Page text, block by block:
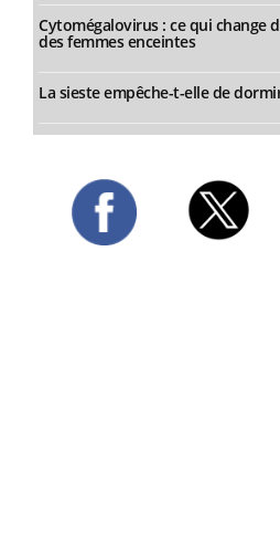
Cytomégalovirus : ce qui change
des femmes enceintes
La sieste empêche-t-elle de